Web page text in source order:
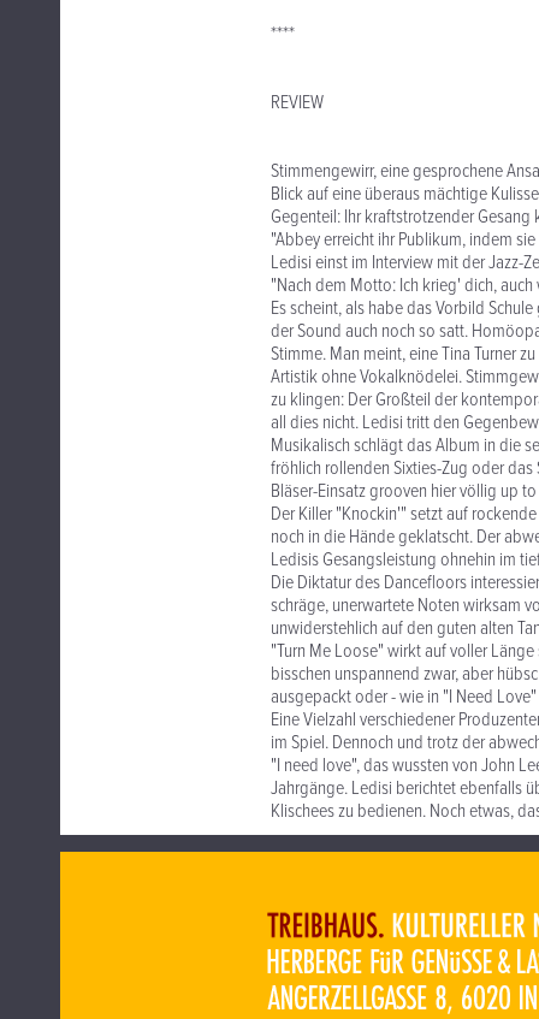
****
REVIEW
Stimmengewirr, eine gesprochene
Blick auf eine überaus mächtige
Gegenteil: Ihr kraftstrotzender
"Abbey erreicht ihr Publikum, indem
Ledisi einst im Interview mit der Jazz-
"Nach dem Motto: Ich krieg' dich,
Es scheint, als habe das Vorbild
der Sound auch noch so satt.
Stimme. Man meint, eine Tina Turner
Artistik ohne Vokalknödelei.
zu klingen: Der Großteil der
all dies nicht. Ledisi tritt den
Musikalisch schlägt das Album in die
fröhlich rollenden Sixties-Zug oder
Bläser-Einsatz grooven hier völlig up
Der Killer "Knockin'" setzt auf
noch in die Hände geklatscht. Der
Ledisis Gesangsleistung ohnehin im
Die Diktatur des Dancefloors
schräge, unerwartete Noten wirksam
unwiderstehlich auf den guten alten
"Turn Me Loose" wirkt auf voller
bisschen unspannend zwar, aber
ausgepackt oder - wie in "I Need
Eine Vielzahl verschiedener
im Spiel. Dennoch und trotz der
"I need love", das wussten von John
Jahrgänge. Ledisi berichtet ebenfalls
Klischees zu bedienen. Noch etwas,